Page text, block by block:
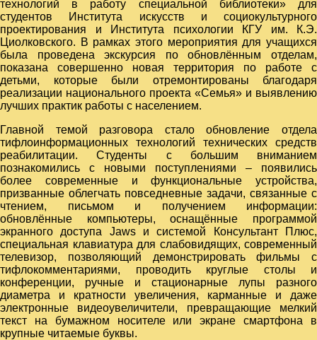
технологий в работу специальной библиотеки» для
студентов Института искусств и социокультурного
проектирования и Института психологии КГУ им. К.Э.
Циолковского. В рамках этого мероприятия для учащихся
была проведена экскурсия по обновлённым отделам,
показана совершенно новая территория по работе с
детьми, которые были отремонтированы благодаря
реализации национального проекта «Семья» и выявлению
лучших практик работы с населением.
Главной темой разговора стало обновление отдела
тифлоинформационных технологий технических средств
реабилитации. Студенты с большим вниманием
познакомились с новыми поступлениями – появились
более современные и функциональные устройства,
призванные облегчать повседневные задачи, связанные с
чтением, письмом и получением информации:
обновлённые компьютеры, оснащённые программой
экранного доступа Jaws и системой Консультант Плюс,
специальная клавиатура для слабовидящих, современный
телевизор, позволяющий демонстрировать фильмы с
тифлокомментариями, проводить круглые столы и
конференции, ручные и стационарные лупы разного
диаметра и кратности увеличения, карманные и даже
электронные видеоувеличители, превращающие мелкий
текст на бумажном носителе или экране смартфона в
крупные читаемые буквы.